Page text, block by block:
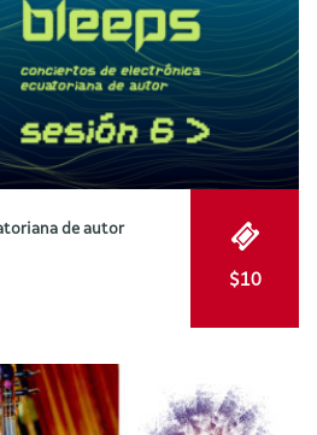
de autor
$10